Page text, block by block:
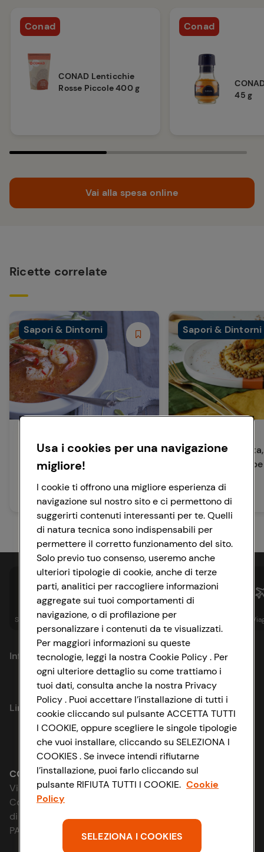
Conad
CONAD Lenticchie
Rosse Piccole 400 g
Conad
45 g
Vai alla spesa online
Ricette correlate
Sapori & Dintorni
Zuppa di Lenticchie Piccante
con Gamberi e Coriandolo
45 min Facile
Sapori & Dintorni
Crostini di polenta,
lenticchie e
80 min Facile
Spesa online Assicurazioni Sapori&
Informazioni
Privacy Policy
Cookie Policy
Impostazioni Cookie
Accessibilità
D&I e Parità di Genere
Strategia Fiscale
Link utili
Lavora con noi
Le cooperative
News & Approfondimenti
Richiami prodotto
CONAD SOCIETÀ COOPERATIVA
Via Michelino, 59 | 40127 BOLOGNA
Codice Fiscale e Registro Imprese
di Bologna 00865960157
PARTITA IVA 03320960374
Usa i cookies per una navigazione
migliore!
I cookie ti offrono una migliore esperienza di
navigazione sul nostro sito e ci permettono di
suggerirti contenuti interessanti per te. Quelli
di natura tecnica sono indispensabili per
permettere il corretto funzionamento del sito.
Solo previo tuo consenso, useremo anche
ulteriori tipologie di cookie, anche di terze
parti, analitici per raccogliere informazioni
aggregate sui tuoi comportamenti di
navigazione, o di profilazione per
personalizzare i contenuti da te visualizzati.
Per maggiori informazioni su queste
tecnologie, leggi la nostra Cookie Policy . Per
ogni ulteriore dettaglio su come trattiamo i
tuoi dati, consulta anche la nostra Privacy
Policy . Puoi accettare l’installazione di tutti i
cookie cliccando sul pulsante ACCETTA TUTTI
I COOKIE, oppure scegliere le singole tipologie
che vuoi installare, cliccando su SELEZIONA I
COOKIES . Se invece intendi rifiutarne
l’installazione, puoi farlo cliccando sul
pulsante RIFIUTA TUTTI I COOKIE. Cookie
Policy
SELEZIONA I COOKIES